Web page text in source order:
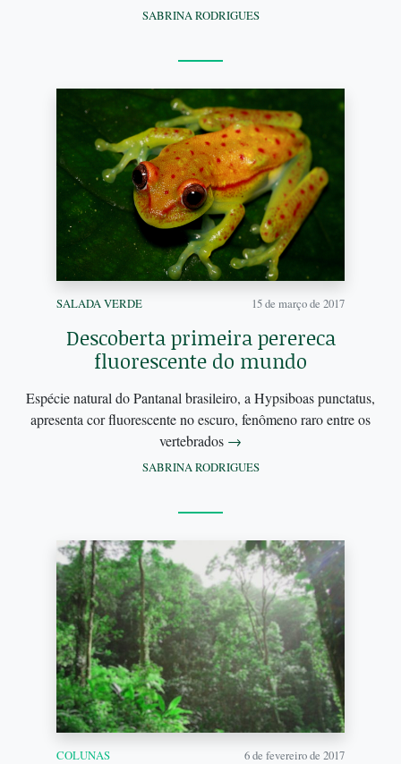
SABRINA RODRIGUES
SALADA VERDE 15 de março de 2017
Descoberta primeira perereca
fluorescente do mundo
Espécie natural do Pantanal brasileiro, a Hypsiboas punctatus,
apresenta cor fluorescente no escuro, fenômeno raro entre os
vertebrados →
SABRINA RODRIGUES
COLUNAS 6 de fevereiro de 2017